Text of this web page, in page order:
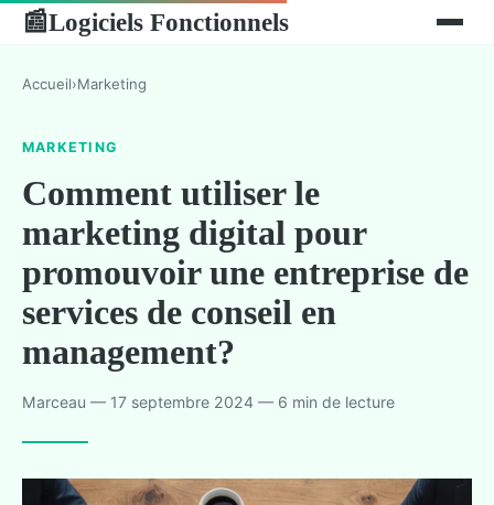
📰Logiciels Fonctionnels
Accueil›Marketing
MARKETING
Comment utiliser le
marketing digital pour
promouvoir une entreprise de
services de conseil en
management?
Marceau — 17 septembre 2024 — 6 min de lecture